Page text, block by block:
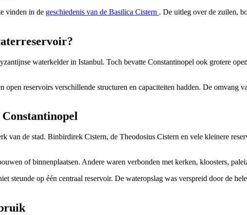
vinden in de geschiedenis van de Basilica Cistern . De uitleg over de zuilen,
waterkelder in Istanbul. Toch bevatte Constantinopel ook grotere
reservoirs verschillende structuren en capaciteiten hadden. De omvang
van de stad. Binbirdirek Cistern, de Theodosius Cistern en vele kleinere
of binnenplaatsen. Andere waren verbonden met kerken, kloosters,
steunde op één centraal reservoir. De wateropslag was verspreid door de